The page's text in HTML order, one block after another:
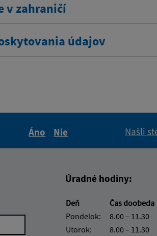
v zahraničí
údajov
Áno
Nie
Našli
Úradné hodiny:
Deň Čas doobeda
Pondelok:
8.00 – 11.30
Utorok:
8.00 – 11.30